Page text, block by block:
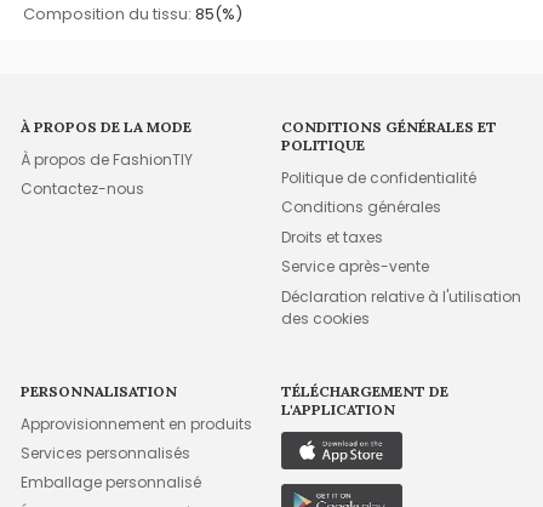
Composition du tissu: 85(%)
À PROPOS DE LA MODE
À propos de FashionTIY
Contactez-nous
CONDITIONS GÉNÉRALES ET
POLITIQUE
Politique de confidentialité
Conditions générales
Droits et taxes
Service après-vente
Déclaration relative à l'utilisation
des cookies
PERSONNALISATION
Approvisionnement en produits
Services personnalisés
Emballage personnalisé
TÉLÉCHARGEMENT DE
L'APPLICATION